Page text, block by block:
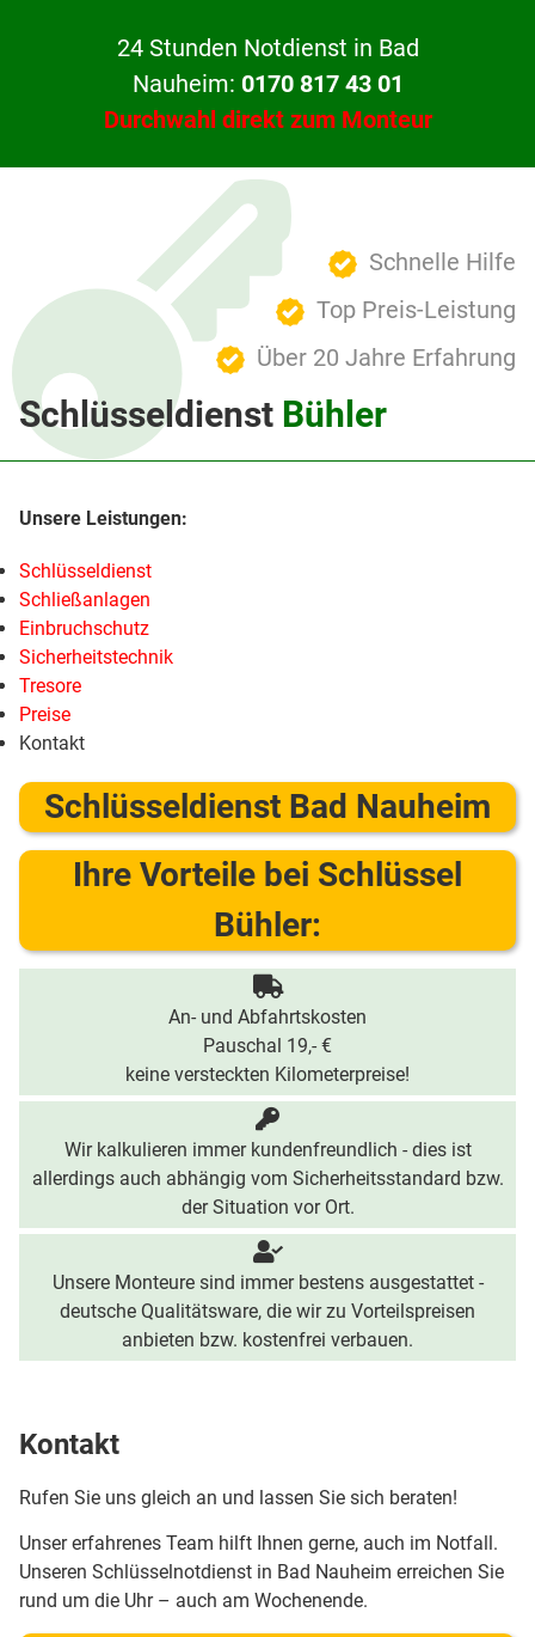
24 Stunden Notdienst in Bad
Nauheim: 0170 817 43 01
Durchwahl direkt zum Monteur
Schnelle Hilfe
Top Preis-Leistung
Über 20 Jahre Erfahrung
Schlüsseldienst Bühler
Schlüsseldienst
Schließanlagen
Einbruchschutz
Sicherheitstechnik
Tresore
Preise
Kontakt
Schlüsseldienst Bad Nauheim
Ihre Vorteile bei Schlüssel
Bühler:
An- und Abfahrtskosten
Pauschal 19,- €
keine versteckten Kilometerpreise!
Wir kalkulieren immer kundenfreundlich - dies ist
allerdings auch abhängig vom Sicherheitsstandard bzw.
der Situation vor Ort.
Unsere Monteure sind immer bestens ausgestattet -
deutsche Qualitätsware, die wir zu Vorteilspreisen
anbieten bzw. kostenfrei verbauen.
Kontakt
Rufen Sie uns gleich an und lassen Sie sich beraten!
Unser erfahrenes Team hilft Ihnen gerne, auch im Notfall.
Unseren Schlüsselnotdienst in Bad Nauheim erreichen Sie
rund um die Uhr – auch am Wochenende.